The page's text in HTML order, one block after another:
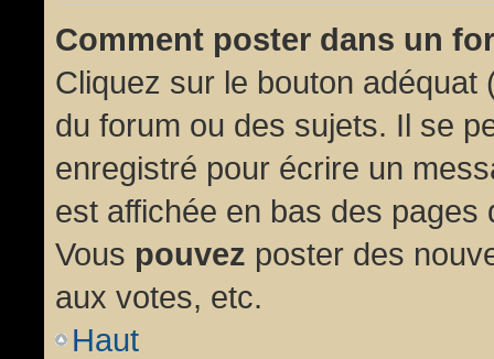
Comment poster dans un
Cliquez sur le bouton
du forum ou des sujets. Il se
enregistré pour écrire un
est affichée en bas des
Vous pouvez poster des
aux votes, etc.
Haut